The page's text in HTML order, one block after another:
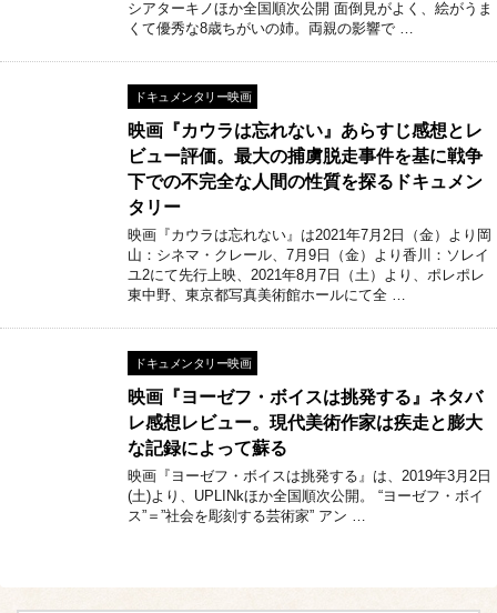
シアターキノほか全国順次公開 面倒見がよく、絵がうま
くて優秀な8歳ちがいの姉。両親の影響で …
ドキュメンタリー映画
映画『カウラは忘れない』あらすじ感想とレ
ビュー評価。最大の捕虜脱走事件を基に戦争
下での不完全な人間の性質を探るドキュメン
タリー
映画『カウラは忘れない』は2021年7月2日（金）より岡
山：シネマ・クレール、7月9日（金）より香川：ソレイ
ユ2にて先行上映、2021年8月7日（土）より、ポレポレ
東中野、東京都写真美術館ホールにて全 …
ドキュメンタリー映画
映画『ヨーゼフ・ボイスは挑発する』ネタバ
レ感想レビュー。現代美術作家は疾走と膨大
な記録によって蘇る
映画『ヨーゼフ・ボイスは挑発する』は、2019年3月2日
(土)より、UPLINkほか全国順次公開。 “ヨーゼフ・ボイ
ス”＝”社会を彫刻する芸術家” アン …